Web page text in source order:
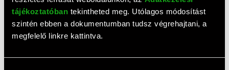
tájékoztatóban tekintheted meg. Utólagos módosítást
szintén ebben a dokumentumban tudsz végrehajtani, a
megfelelő linkre kattintva.